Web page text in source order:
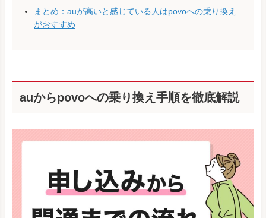
まとめ：auが高いと感じている人はpovoへの乗り換え
がおすすめ
auからpovoへの乗り換え手順を徹底解説